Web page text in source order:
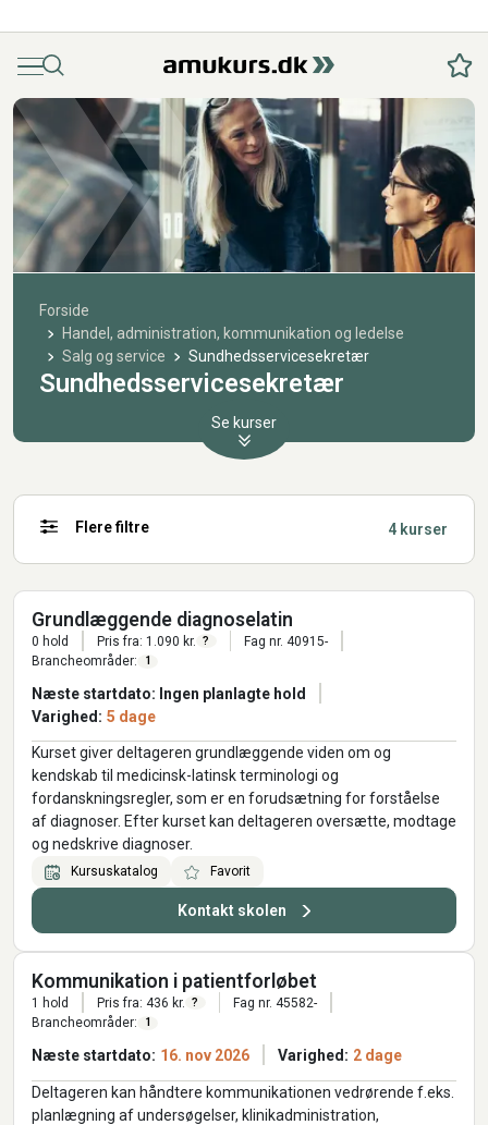
MenuSøg
Forside
Handel, administration, kommunikation og ledelse
Salg og service
Sundhedsservicesekretær
Sundhedsservicesekretær
Se kurser
Flere filtre 4 kurser
Grundlæggende diagnoselatin
0 hold Pris fra: 1.090 kr. ?
Fag nr. 40915-
Brancheområder:
1
Næste startdato: Ingen planlagte hold
Varighed: 5 dage
Kurset giver deltageren grundlæggende viden om og
kendskab til medicinsk-latinsk terminologi og
fordanskningsregler, som er en forudsætning for forståelse
af diagnoser. Efter kurset kan deltageren oversætte, modtage
og nedskrive diagnoser.
Kursuskatalog Favorit
Kontakt skolen
Kommunikation i patientforløbet
1 hold Pris fra: 436 kr. ?
Fag nr. 45582-
Brancheområder:
1
Næste startdato: 16. nov 2026 Varighed: 2 dage
Deltageren kan håndtere kommunikationen vedrørende f.eks.
planlægning af undersøgelser, klinikadministration,